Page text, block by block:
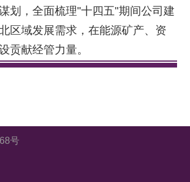
划，全面梳理"十四五"期间公司建
区域发展需求，在能源矿产、资
贡献经管力量。
号